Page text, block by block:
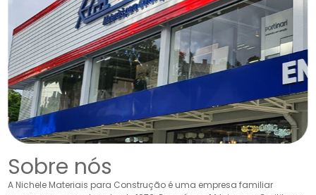
Sobre nós
A Nichele Materiais para Construção é uma empresa familiar